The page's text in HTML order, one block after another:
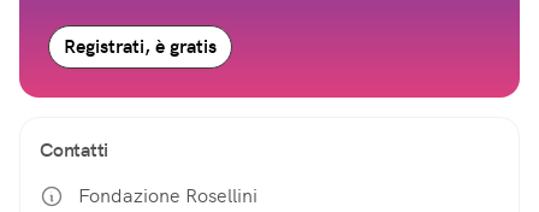
Registrati, è gratis
Contatti
Fondazione Rosellini